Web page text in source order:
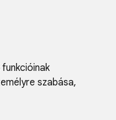
szabása,